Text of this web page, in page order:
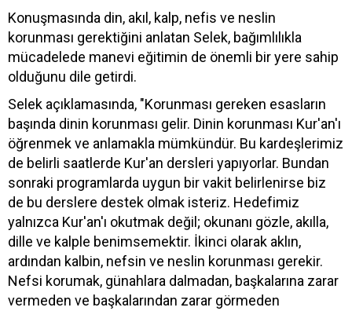
Konuşmasında din, akıl, kalp, nefis ve neslin
korunması gerektiğini anlatan Selek, bağımlılıkla
mücadelede manevi eğitimin de önemli bir yere sahip
olduğunu dile getirdi.
Selek açıklamasında, "Korunması gereken esasların
başında dinin korunması gelir. Dinin korunması Kur'an'ı
öğrenmek ve anlamakla mümkündür. Bu kardeşlerimiz
de belirli saatlerde Kur'an dersleri yapıyorlar. Bundan
sonraki programlarda uygun bir vakit belirlenirse biz
de bu derslere destek olmak isteriz. Hedefimiz
yalnızca Kur'an'ı okutmak değil; okunanı gözle, akılla,
dille ve kalple benimsemektir. İkinci olarak aklın,
ardından kalbin, nefsin ve neslin korunması gerekir.
Nefsi korumak, günahlara dalmadan, başkalarına zarar
vermeden ve başkalarından zarar görmeden